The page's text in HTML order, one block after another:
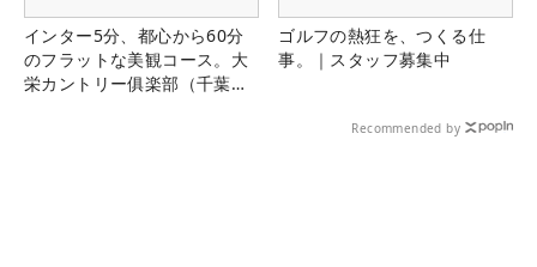
インター5分、都心から60分
のフラットな美観コース。大
栄カントリー俱楽部（千葉
ゴルフの熱狂を、つくる仕
事。｜スタッフ募集中
Recommended by